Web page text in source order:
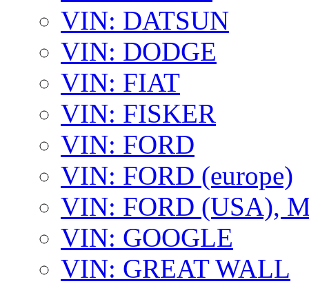
VIN: DATSUN
VIN: DODGE
VIN: FIAT
VIN: FISKER
VIN: FORD
VIN: FORD (europe)
VIN: FORD (USA),
VIN: GOOGLE
VIN: GREAT WALL